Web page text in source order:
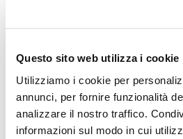
Questo sito web utilizza i cookie
Utilizziamo i cookie per
annunci, per fornire funzionalità
analizzare il nostro traffico.
informazioni sul modo in cui
NB: le borse di questo tipo non
dimensioni: Altezza mm
profondità mm 320
volume: 1 x 36L
peso: 6,5kg